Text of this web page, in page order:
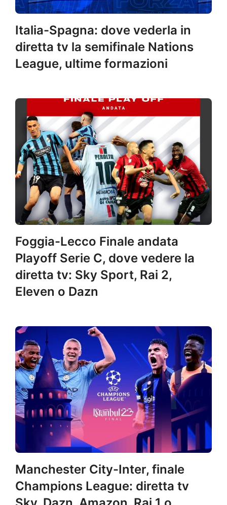
Italia-Spagna: dove vederla in
diretta tv la semifinale Nations
League, ultime formazioni
Foggia-Lecco Finale andata
Playoff Serie C, dove vedere la
diretta tv: Sky Sport, Rai 2,
Eleven o Dazn
Manchester City-Inter, finale
Champions League: diretta tv